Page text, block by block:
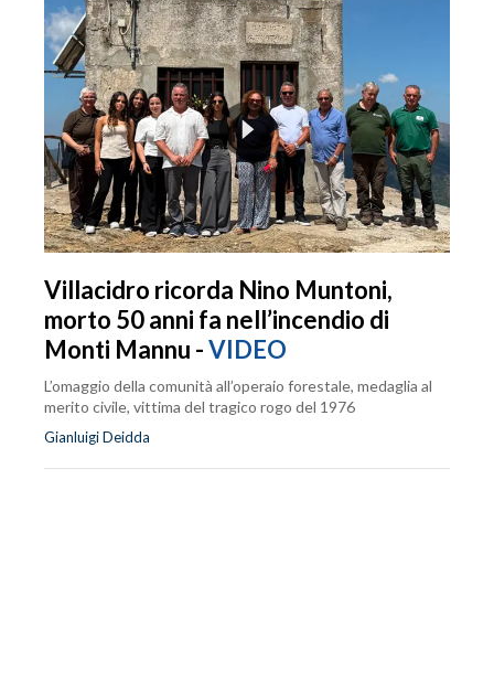
Villacidro ricorda Nino Muntoni,
morto 50 anni fa nell’incendio di
Monti Mannu -VIDEO
L’omaggio della comunità all’operaio forestale, medaglia al
merito civile, vittima del tragico rogo del 1976
Gianluigi Deidda